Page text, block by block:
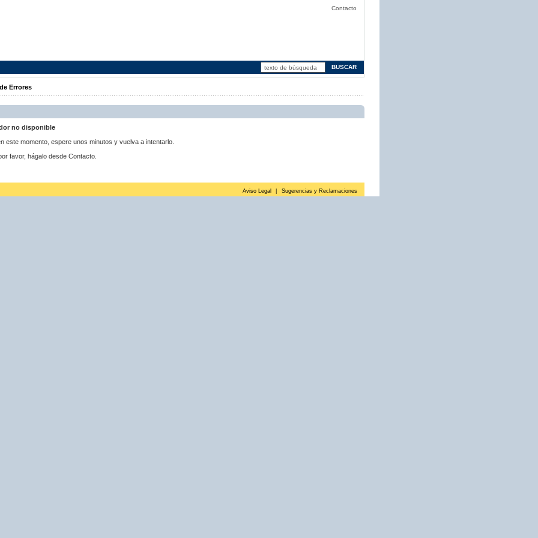
Contacto
Errores
no disponible
este momento, espere unos minutos y vuelva a intentarlo.
favor, hágalo desde Contacto.
Aviso Legal Sugerencias y Reclamaciones